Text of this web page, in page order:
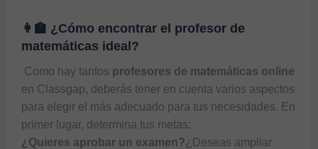
👩‍🏫 ¿Cómo encontrar el profesor de
matemáticas ideal?
Como hay tantos profesores de matemáticas online
en Classgap, deberás tener en cuenta varios aspectos
para elegir el más adecuado para tus necesidades. En
¿Quieres aprobar un examen?¿Deseas ampliar